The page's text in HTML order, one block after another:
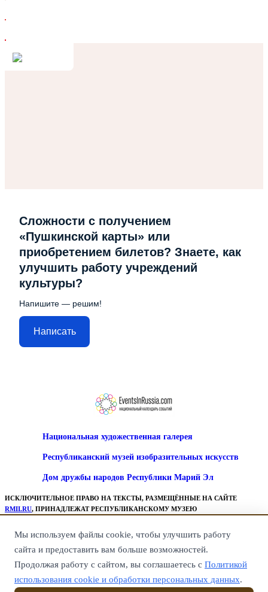
Сложности с получением
«Пушкинской карты» или
приобретением билетов? Знаете, как
улучшить работу учреждений
культуры?
Напишите — решим!
Написать
Национальная художественная галерея
Республиканский музей изобразительных искусств
Дом дружбы народов Республики Марий Эл
ИСКЛЮЧИТЕЛЬНОЕ ПРАВО НА ТЕКСТЫ, РАЗМЕЩЁННЫЕ НА САЙТЕ
RMII.RU, ПРИНАДЛЕЖАТ РЕСПУБЛИКАНСКОМУ МУЗЕЮ
ВСЕ ПРАВА НА ГРАФИЧЕСКИЕ, ВИДЕО И ИНЫЕ МАТЕРИАЛЫ,
ПРЕДСТАВЛЕННЫЕ НА САЙТЕ, ПРИНАДЛЕЖАТ ИХ ЗАКОННЫМ
ВЛАДЕЛЬЦАМ.
КОПИРОВАНИЕ ТЕКСТОВ, ПУБЛИКАЦИЯ ТЕКСТОВЫХ МАТЕРИАЛОВ
ПЕРВОИСТОЧНИК, Т. Е. НА САЙТRMII.RU
Мы используем файлы cookie, чтобы улучшить работу
сайта и предоставить вам больше возможностей.
Продолжая работу с сайтом, вы соглашаетесь с Политикой
использования cookie и обработки персональных данных.